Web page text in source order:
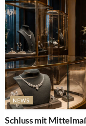
NEWS
Schluss mit